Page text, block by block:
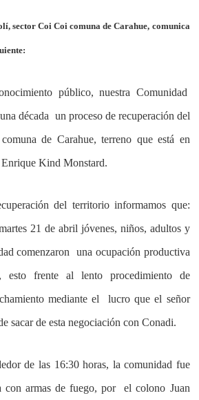
sector Coi Coi comuna de Carahue, comunica
público, nuestra Comunidad
década un proceso de recuperación del
de Carahue, terreno que está en
Kind Monstard.
del territorio informamos que:
21 de abril jóvenes, niños, adultos y
comenzaron una ocupación productiva
esto frente al lento procedimiento de
mediante el lucro que el señor
sacar de esta negociación con Conadi.
de las 16:30 horas, la comunidad fue
con armas de fuego, por el colono Juan